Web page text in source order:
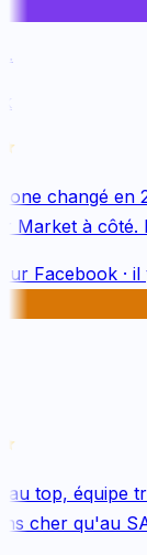
changé en
à côté.
Facebook· il
top, équipe
cher qu'au